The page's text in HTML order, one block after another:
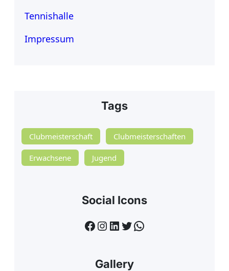
Tennishalle
Impressum
Tags
Clubmeisterschaft Clubmeisterschaften
Erwachsene Jugend
Social Icons
Facebook InstagramLinkedIn Twitter WhatsApp
Gallery